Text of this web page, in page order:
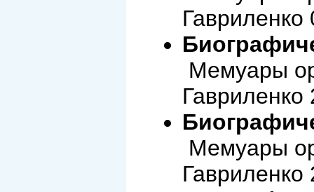
Мемуары
Мемуары